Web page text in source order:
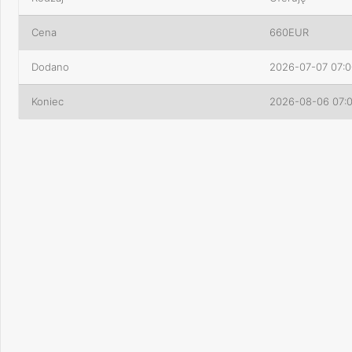
Cena 660EUR
Dodano 2026-07-07
Koniec 2026-08-06